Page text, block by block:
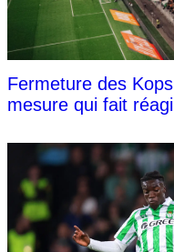
Fermeture des
mesure qui fait